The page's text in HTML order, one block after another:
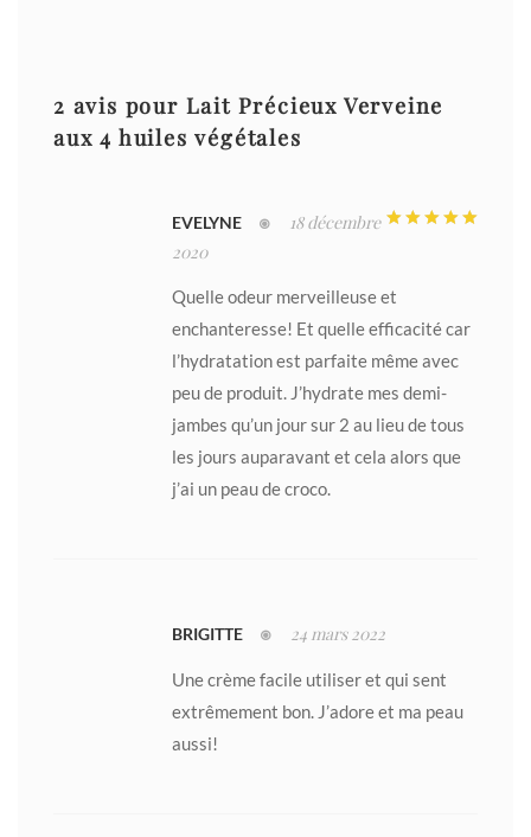
2 avis pour Lait Précieux Verveine
aux 4 huiles végétales
EVELYNE
18 décembre
2020
Quelle odeur merveilleuse et
enchanteresse! Et quelle efficacité car
l’hydratation est parfaite même avec
peu de produit. J’hydrate mes demi-
jambes qu’un jour sur 2 au lieu de tous
les jours auparavant et cela alors que
j’ai un peau de croco.
BRIGITTE 24 mars 2022
Une crème facile utiliser et qui sent
extrêmement bon. J’adore et ma peau
aussi!